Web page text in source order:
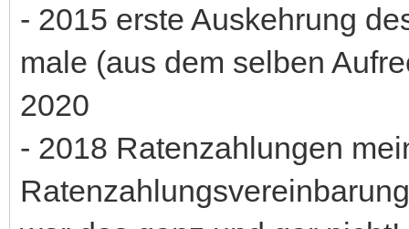
- 2015 erste Auskehrung
male (aus dem selben
2020
- 2018 Ratenzahlungen